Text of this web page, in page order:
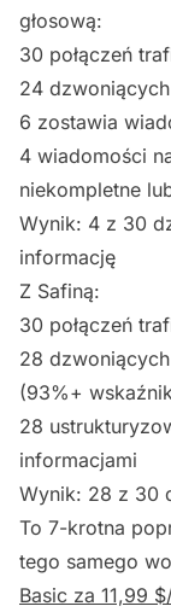
głosową:
30 połączeń
24
6 zostawia
4 wiadomości
niekompletne
Wynik: 4 z 30
informację
Z Safiną:
30 połączeń
28
(93%+
28
informacjami
Wynik: 28 z 30
To 7-krotna
tego samego
Basic za 11,99